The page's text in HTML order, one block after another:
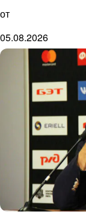
от
05.08.2026